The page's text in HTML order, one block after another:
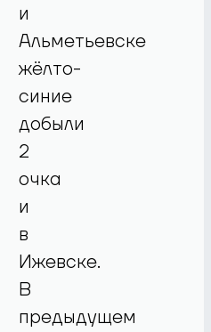
и
Альметьевске
жёлто-
синие
добыли
2
очка
и
в
Ижевске.
В
предыдущем